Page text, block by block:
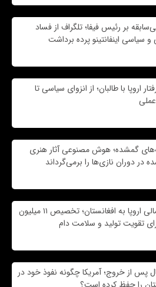
بر رئیس فیفا؛ تلگراف از فساد
و سیاسی اینفانتینو پرده برداشت
اروپا با طالبان؛ از انزوای سیاسی تا
گمشده؛ هوش مصنوعی آثار هنری
در دوران نازی‌ها را برمی‌گرداند
کمک مالی اروپا به افغانستان؛ تخصیص ۱۱ میلیون
تقویت تولید و سلامت دام
پس از خروج؛ آمریکا چگونه نفوذ خود در